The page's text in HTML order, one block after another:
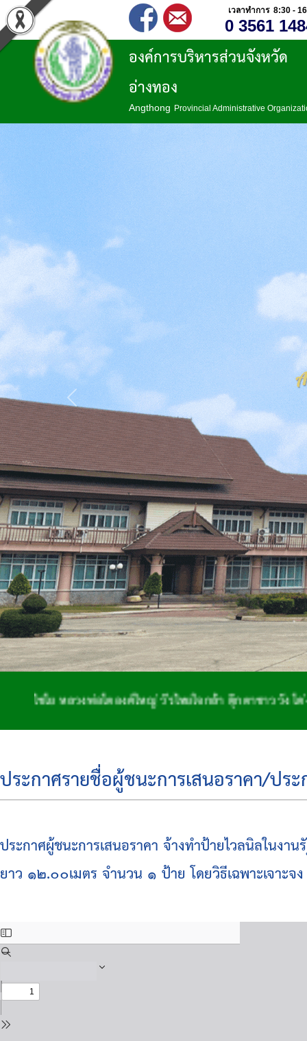
เวลาทำการ 8:30 -
0 3561
องค์การบริหารส่วนจังหวัด
อ่างทอง
Angthong Provincial Administrative
Previous
ย หลวงพ่อโตองค์ใหญ่ วีรไทยใจกล้า ตุ๊กตาชาววัง โด่งดังจัก
ประกาศรายชื่อผู้ชนะการเสนอราคา/ปร
ประกาศผู้ชนะการเสนอราคา จ้างทำป้ายไวลนิลในง
ยาว ๑๒.๐๐เมตร จำนวน ๑ ป้าย โดยวิธีเฉพาะเจาะจง